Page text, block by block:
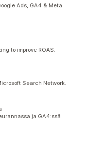
Ads, GA4 & Meta
to improve ROAS.
Search Network.
ja GA4:ssä